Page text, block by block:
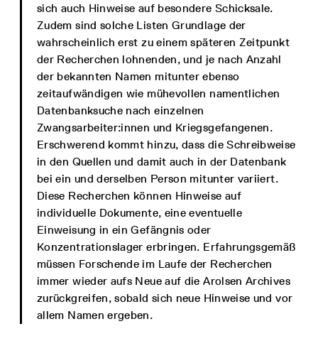
sich auch Hinweise auf besondere Schicksale.
Zudem sind solche Listen Grundlage der
wahrscheinlich erst zu einem späteren Zeitpunkt
der Recherchen lohnenden, und je nach Anzahl
der bekannten Namen mitunter ebenso
zeitaufwändigen wie mühevollen namentlichen
Datenbanksuche nach einzelnen
Zwangsarbeiter:innen und Kriegsgefangenen.
Erschwerend kommt hinzu, dass die Schreibweise
in den Quellen und damit auch in der Datenbank
bei ein und derselben Person mitunter variiert.
Diese Recherchen können Hinweise auf
individuelle Dokumente, eine eventuelle
Einweisung in ein Gefängnis oder
Konzentrationslager erbringen. Erfahrungsgemäß
müssen Forschende im Laufe der Recherchen
immer wieder aufs Neue auf die Arolsen Archives
zurückgreifen, sobald sich neue Hinweise und vor
allem Namen ergeben.